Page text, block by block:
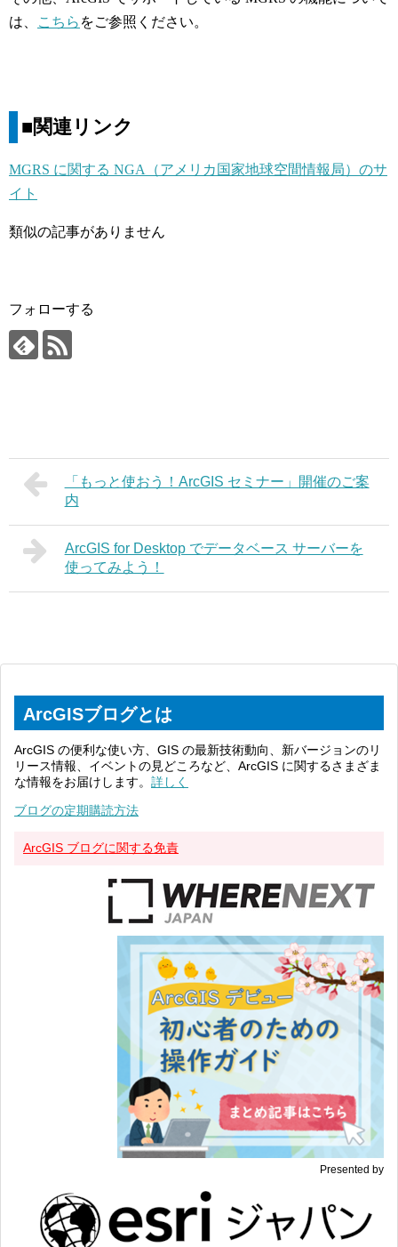
は、
こちら をご参照ください。
■関連リンク
MGRS に関する NGA（アメリカ国家地球空間情報局）のサ
イト
類似の記事がありません
フォローする
「もっと使おう！ArcGIS セミナー」開催のご案
内
ArcGIS for Desktop でデータベース サーバーを
使ってみよう！
ArcGISブログとは
ArcGIS の便利な使い方、GIS の最新技術動向、新バージョンのリ
リース情報、イベントの見どころなど、ArcGIS に関するさまざま
な情報をお届けします。 詳しく
ブログの定期購読方法
ArcGIS ブログに関する免責
Presented by